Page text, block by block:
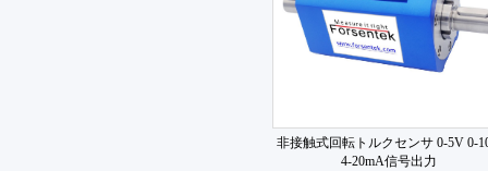
非接触式回転トルクセンサ 0-5V 0-
4-20mA信号出力